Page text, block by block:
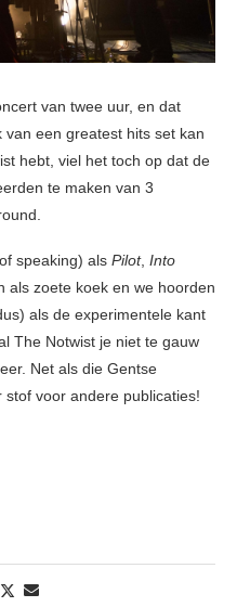
van twee uur, en dat
een greatest hits set kan
hebt, viel het toch op dat de
te maken van 3
speaking) als Pilot, Into
als zoete koek en we hoorden
als de experimentele kant
The Notwist je niet te gauw
Net als die Gentse
voor andere publicaties!